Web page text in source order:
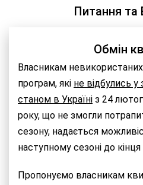
Питання та
Обмін
Власникам
програм, які не відбулись у
станом в Україні з 24
року, що не змогли
сезону, надається
наступному сезоні до
Пропонуємо власникам